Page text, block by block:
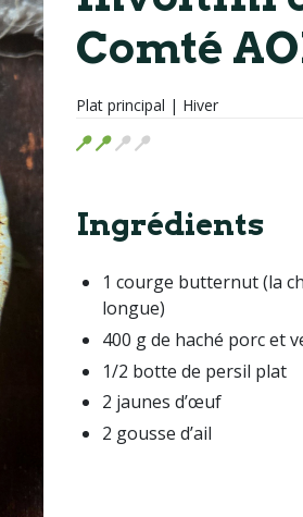
Comté
Plat principal | Hiver
Ingrédients
1 courge butternut (la
longue)
400 g de haché porc et
1/2 botte de persil plat
2 jaunes d’œuf
2 gousse d’ail